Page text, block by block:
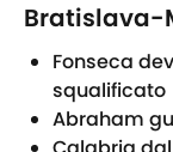
Bratislava-
Fonseca
squalificato
Abraham